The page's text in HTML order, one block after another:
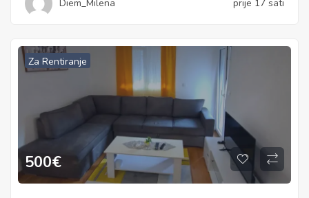
Diem_Milena prije 17 sati
Za Rentiranje
500€